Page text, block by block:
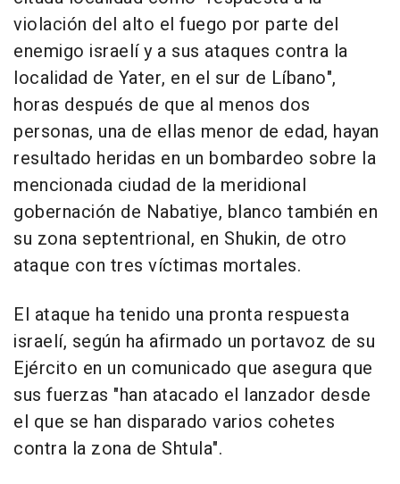
violación del alto el fuego por parte del
enemigo israelí y a sus ataques contra la
localidad de Yater, en el sur de Líbano",
horas después de que al menos dos
personas, una de ellas menor de edad, hayan
resultado heridas en un bombardeo sobre la
mencionada ciudad de la meridional
gobernación de Nabatiye, blanco también en
su zona septentrional, en Shukin, de otro
ataque con tres víctimas mortales.
El ataque ha tenido una pronta respuesta
israelí, según ha afirmado un portavoz de su
Ejército en un comunicado que asegura que
sus fuerzas "han atacado el lanzador desde
el que se han disparado varios cohetes
contra la zona de Shtula".